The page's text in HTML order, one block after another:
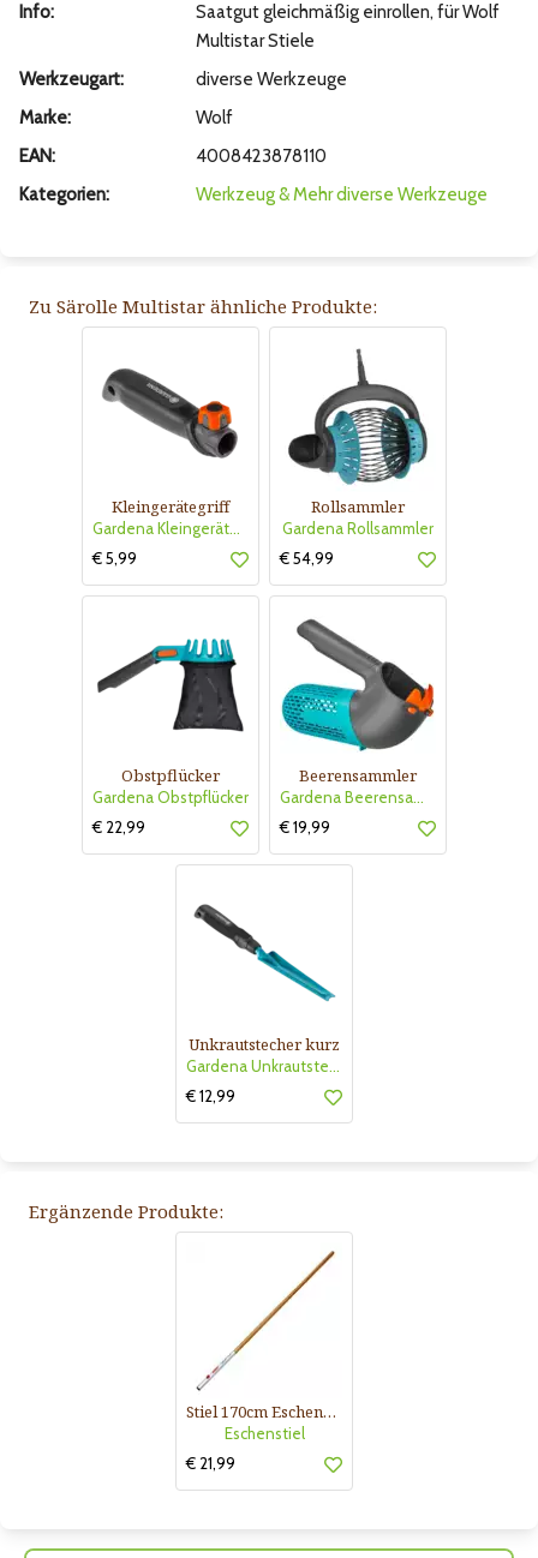
Info:
Saatgut gleichmäßig einrollen, für Wolf
Multistar Stiele
Werkzeugart:
diverse Werkzeuge
Marke:
Wolf
EAN:
4008423878110
Kategorien:
Werkzeug & Mehrdiverse Werkzeuge
Zu Särolle Multistar ähnliche Produkte:
Kleingerätegriff
Gardena Kleingerätegriff
€ 5,99
Rollsammler
Gardena Rollsammler
€ 54,99
Obstpflücker
Gardena Obstpflücker
€ 22,99
Beerensammler
Gardena Beerensammler
€ 19,99
Unkrautstecher kurz
Gardena Unkrautstecher kurz
€ 12,99
Ergänzende Produkte:
Stiel 170cm Eschenholz für Multistar Geräte
Eschenstiel
€ 21,99